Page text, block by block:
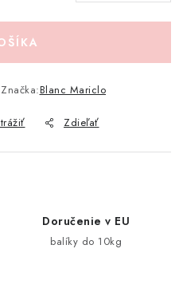
Značka:Blanc Mariclo
Zdieľať
Doručenie v EU
balíky do 10kg